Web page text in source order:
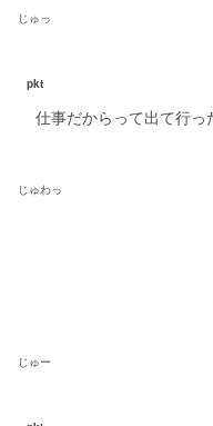
じゅっ
pkt
仕事だからって出て行っ
じゅわっ
じゅー